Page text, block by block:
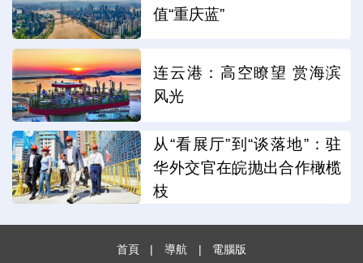
值“重庆蓝”
连云港：高空瞭望 赏海滨
风光
从“看展厅”到“谈落地”：驻
华外交官在皖抛出合作橄榄
枝
首頁 | 導航 | 電腦版